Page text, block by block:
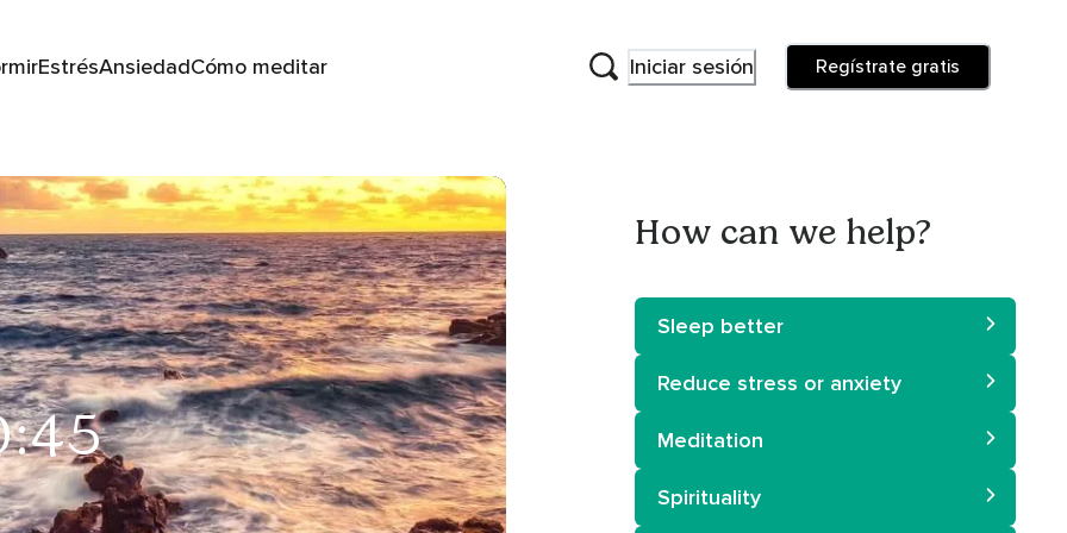
EstrésAnsiedadCómo meditar Iniciar sesión Regístrate gratis
How can we help?
Sleep better
Reduce stress or anxiety
Meditation
Spirituality